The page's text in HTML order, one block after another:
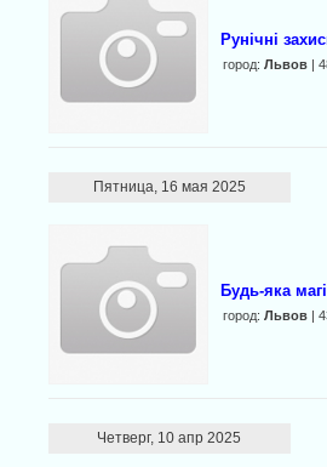
Рунічні
город: Львов |
Пятница, 16 мая 2025
Будь-яка
город: Львов |
Четверг, 10 апр 2025